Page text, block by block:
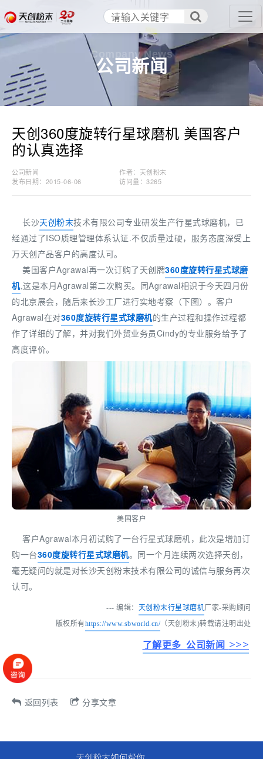
公司新闻
Company News
天创360度旋转行星球磨机 美国客户
的认真选择
公司新闻
作者：天创粉末
发布日期：2015-06-06
访问量：3265
长沙天创粉末技术有限公司专业研发生产行星式球磨机，已
经通过了ISO质理管理体系认证.不仅质量过硬，服务态度深受上
万天创产品客户的高度认可。
美国客户Agrawal再一次订购了天创牌360度旋转行星式球磨
机,这是本月Agrawal第二次购买。同Agrawal相识于今天四月份
的北京展会，随后来长沙工厂进行实地考察（下图）。客户
Agrawal在对360度旋转行星式球磨机的生产过程和操作过程都
作了详细的了解，并对我们外贸业务员Cindy的专业服务给予了
高度评价。
美国客户
客户Agrawal本月初试购了一台行星式球磨机，此次是增加订
购一台360度旋转行星式球磨机。同一个月连续两次选择天创，
毫无疑问的就是对长沙天创粉末技术有限公司的诚信与服务再次
认可。
--- 编辑： 天创粉末行星球磨机厂家-采购顾问
版权所有https://www.sbworld.cn/（天创粉末)转载请注明出处
了解更多 公司新闻 >>>
返回列表 分享文章